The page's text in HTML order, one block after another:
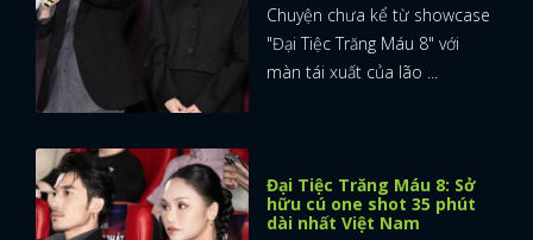
Chuyện chưa kể từ showcase
"Đại Tiệc Trăng Máu 8" với
màn tái xuất của lão ...
Đại Tiệc Trăng Máu 8: Sở
hữu cú one shot 35 phút
dài nhất Việt Nam